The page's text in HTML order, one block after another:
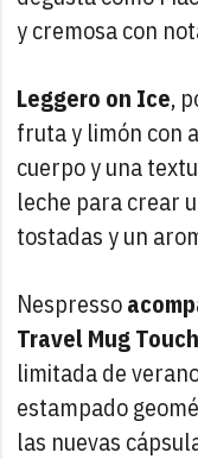
y cremosa con
Leggero on Ice,
fruta y limón con
cuerpo y una
leche para crear
tostadas y un
Nespresso
Travel Mug
limitada de
estampado
las nuevas